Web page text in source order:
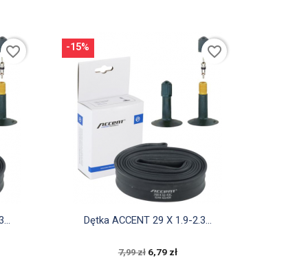
favorite_border
Szybki podgląd
Dętka ACCENT 29 X 1.9-2.3...
7,99 zł 6,79 zł
-15% favorite_border